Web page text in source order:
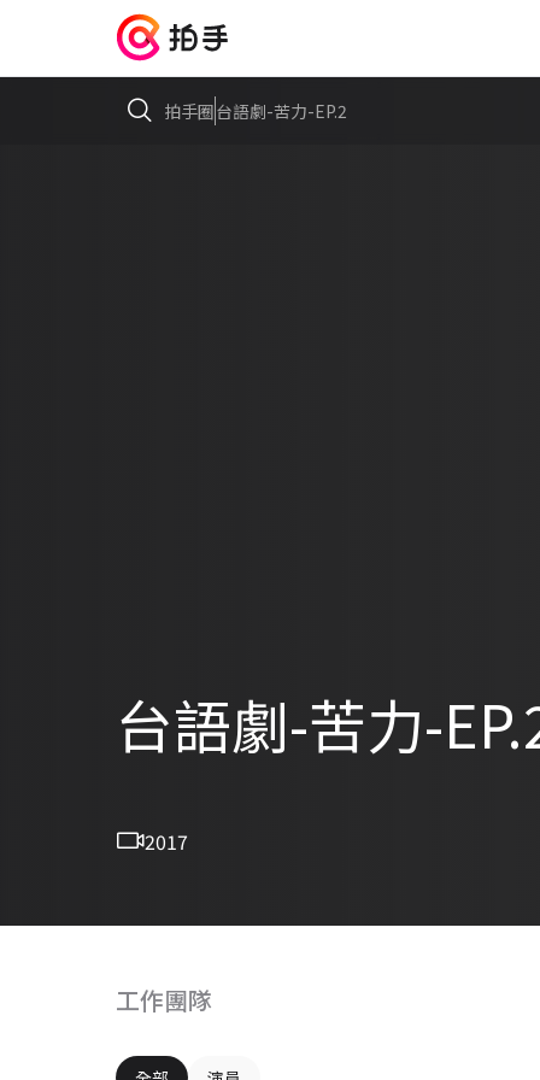
拍手圈台語劇-苦力-EP.2
台語劇-苦力-
2017
工作團隊